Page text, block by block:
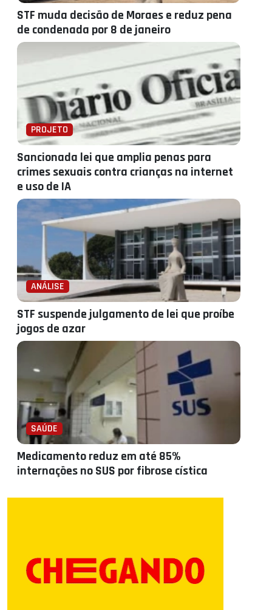
STF muda decisão de Moraes e reduz pena
de condenada por 8 de janeiro
PROJETO
Sancionada lei que amplia penas para
crimes sexuais contra crianças na internet
e uso de IA
ANÁLISE
STF suspende julgamento de lei que proíbe
jogos de azar
SAÚDE
Medicamento reduz em até 85%
internações no SUS por fibrose cística